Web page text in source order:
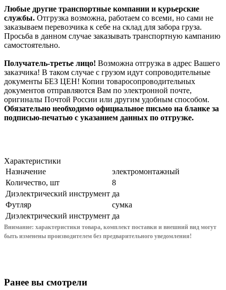
Любые другие транспортные компании и курьерские
службы. Отгрузка возможна, работаем со всеми, но сами не
заказываем перевозчика к себе на склад для забора груза.
Просьба в данном случае заказывать транспортную кампанию
самостоятельно.
Получатель-третье лицо! Возможна отгрузка в адрес Вашего
заказчика! В таком случае с грузом идут сопроводительные
документы БЕЗ ЦЕН! Копии товаросопроводительных
документов отправляются Вам по электронной почте,
оригиналы Почтой России или другим удобным способом.
Обязательно необходимо официальное письмо на бланке за
подписью-печатью с указанием данных по отгрузке.
Характеристики
Назначение
электромонтажный
Количество, шт
8
Диэлектрический инструмент да
Футляр
сумка
Диэлектрический инструмент да
Внимание: характеристики товара, комплект поставки и внешний вид могут
быть изменены производителем без предварительного уведомления!
Ранее вы смотрели